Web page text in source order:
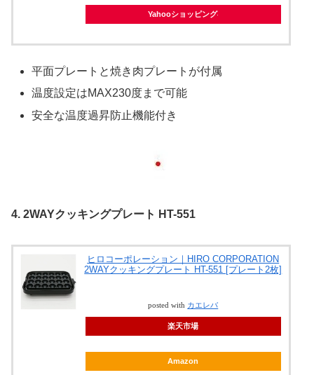
Yahooショッピング
平面プレートと焼き肉プレートが付属
温度設定はMAX230度まで可能
安全な温度過昇防止機能付き
4. 2WAYクッキングプレート HT-551
ヒロコーポレーション｜HIRO CORPORATION
2WAYクッキングプレート HT-551 [プレート2枚]
posted with カエレバ
楽天市場
Amazon